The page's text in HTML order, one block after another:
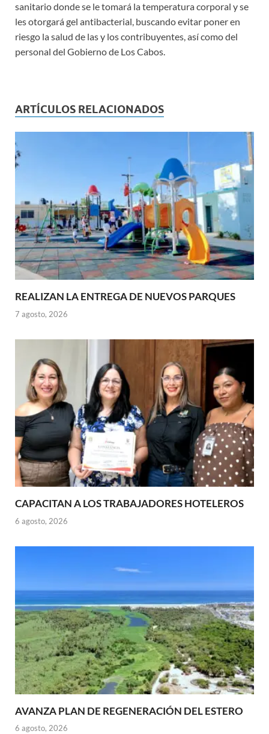
sanitario donde se le tomará la temperatura corporal y se
les otorgará gel antibacterial, buscando evitar poner en
riesgo la salud de las y los contribuyentes, así como del
personal del Gobierno de Los Cabos.
ARTÍCULOS RELACIONADOS
REALIZAN LA ENTREGA DE NUEVOS PARQUES
7 agosto, 2026
CAPACITAN A LOS TRABAJADORES HOTELEROS
6 agosto, 2026
AVANZA PLAN DE REGENERACIÓN DEL ESTERO
6 agosto, 2026